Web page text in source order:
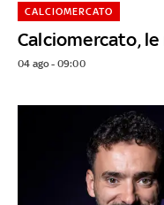
Calciomercato,
CALCIOMERCATO
04 ago - 09:00